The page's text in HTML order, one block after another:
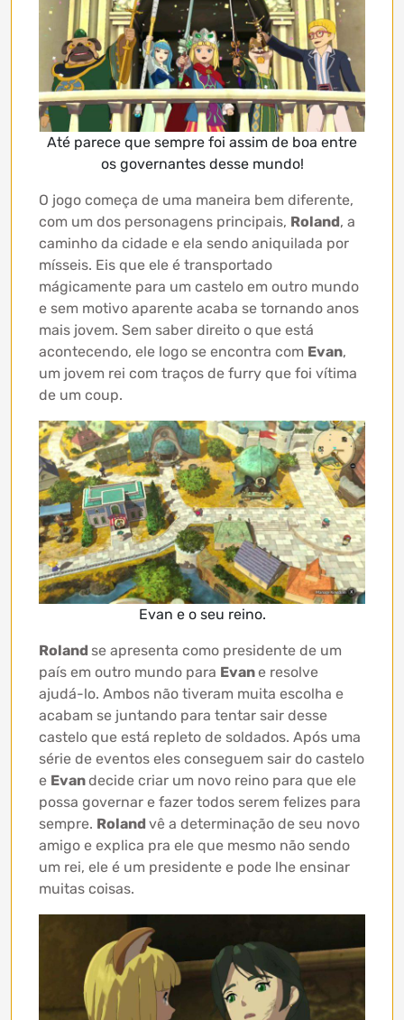
Até parece que sempre foi assim de boa entre
os governantes desse mundo!
O jogo começa de uma maneira bem diferente,
com um dos personagens principais, Roland, a
caminho da cidade e ela sendo aniquilada por
mísseis. Eis que ele é transportado
mágicamente para um castelo em outro mundo
e sem motivo aparente acaba se tornando anos
mais jovem. Sem saber direito o que está
acontecendo, ele logo se encontra com Evan,
um jovem rei com traços de furry que foi vítima
de um coup.
Evan e o seu reino.
Roland se apresenta como presidente de um
país em outro mundo para Evane resolve
ajudá-lo. Ambos não tiveram muita escolha e
acabam se juntando para tentar sair desse
castelo que está repleto de soldados. Após uma
série de eventos eles conseguem sair do castelo
e Evandecide criar um novo reino para que ele
possa governar e fazer todos serem felizes para
sempre. Roland vê a determinação de seu novo
amigo e explica pra ele que mesmo não sendo
um rei, ele é um presidente e pode lhe ensinar
muitas coisas.